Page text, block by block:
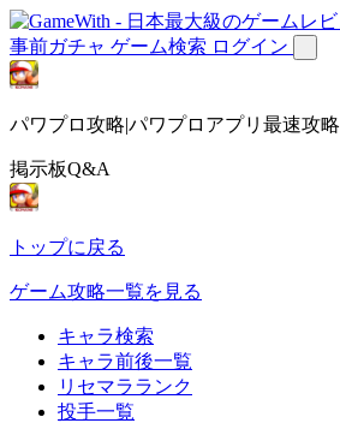
事前ガチャ ゲーム検索 ログイン
パワプロ攻略|パワプロアプリ最速攻略
掲示板Q&A
トップに戻る
ゲーム攻略一覧を見る
キャラ検索
キャラ前後一覧
リセマラランク
投手一覧